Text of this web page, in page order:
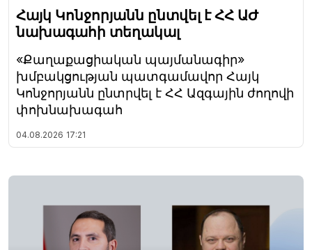
Հայկ Կոնջորյանն ընտվել է ՀՀ ԱԺ
նախագահի տեղակալ
«Քաղաքացիական պայմանագիր»
խմբակցության պատգամավոր Հայկ
Կոնջորյանն ընտրվել է ՀՀ Ազգային ժողովի
փոխնախագահ
04.08.2026 17:21